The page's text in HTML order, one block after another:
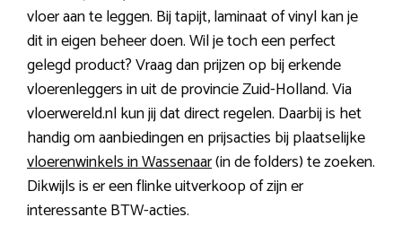
vloer aan te leggen. Bij tapijt, laminaat of vinyl kan je
dit in eigen beheer doen. Wil je toch een perfect
gelegd product? Vraag dan prijzen op bij erkende
vloerenleggers in uit de provincie Zuid-Holland. Via
vloerwereld.nl kun jij dat direct regelen. Daarbij is het
handig om aanbiedingen en prijsacties bij plaatselijke
vloerenwinkels in Wassenaar(in de folders) te zoeken.
Dikwijls is er een flinke uitverkoop of zijn er
interessante BTW-acties.